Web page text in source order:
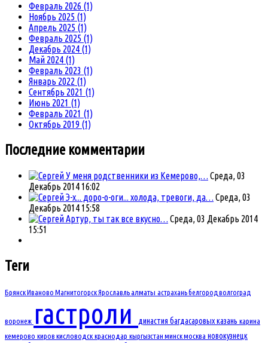
Февраль 2026 (1)
Ноябрь 2025 (1)
Апрель 2025 (1)
Февраль 2025 (1)
Декабрь 2024 (1)
Май 2024 (1)
Февраль 2023 (1)
Январь 2022 (1)
Сентябрь 2021 (1)
Июнь 2021 (1)
Февраль 2021 (1)
Октябрь 2019 (1)
Последние комментарии
У меня родственники из Кемерово,… Среда, 03
Декабрь 2014 16:02
Э-х... доро-о-оги... холода, тревоги, да… Среда, 03
Декабрь 2014 15:58
Артур, ты так все вкусно… Среда, 03 Декабрь 2014
15:51
Теги
БрянскИваново МагнитогорскЯрославльалматы астраханьбелгород волгоград
воронеж гастроли династия багдасаровыхказань карина
кемерово киров кисловодск краснодар кыргызстан минскмосква новокузнецк